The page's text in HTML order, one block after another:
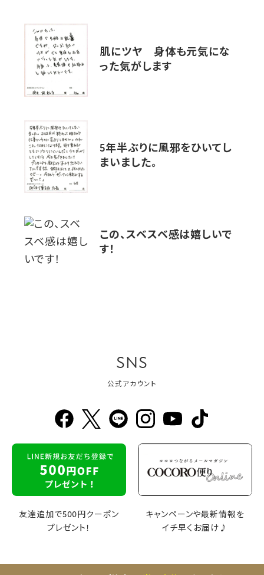
肌にツヤ 身体も元気にな
った気がします
5年半ぶりに風邪をひいてし
まいました。
この、スベスベ感は嬉しいで
す！
SNS
公式アカウント
友達追加で500円クーポン
プレゼント！
キャンペーンや最新情報を
イチ早くお届け♪